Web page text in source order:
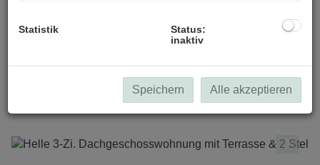
Statistik
Status:
inaktiv
Speichern Alle akzeptieren